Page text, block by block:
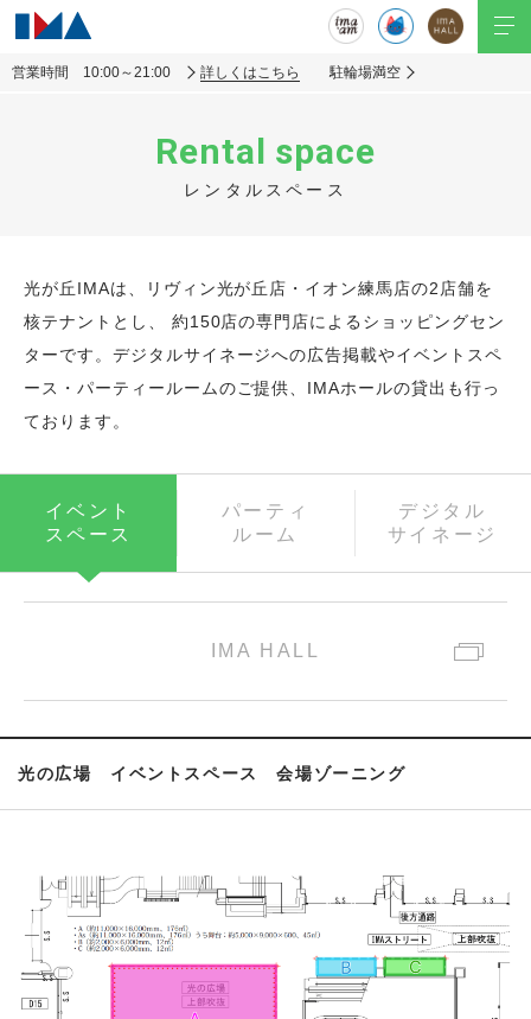
営業時間 10:00～21:00 詳しくはこちら 駐輪場満空
Rental space
レンタルスペース
光が丘IMAは、リヴィン光が丘店・イオン練馬店の2店舗を
核テナントとし、
約150店の専門店によるショッピングセン
ターです。デジタルサイネージへの広告掲載やイベントスペ
ース・パーティールームのご提供、IMAホールの貸出も行っ
ております。
イベント
スペース
パーティ
ルーム
デジタル
サイネージ
IMA HALL
光の広場 イベントスペース 会場ゾーニング